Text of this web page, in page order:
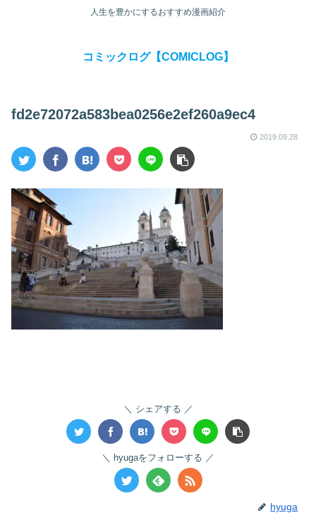
人生を豊かにするおすすめ漫画紹介
コミックログ【COMICLOG】
fd2e72072a583bea0256e2ef260a9ec4
2019.09.28
シェアする
hyugaをフォローする
hyuga